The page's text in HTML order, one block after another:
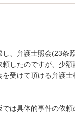
、弁護士照会(23条
したのですが、少
受けて頂ける弁護士
は具体的事件の依